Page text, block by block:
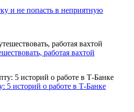
и не попасть в неприятную
работая вахтой
5 историй о работе в Т-Банке